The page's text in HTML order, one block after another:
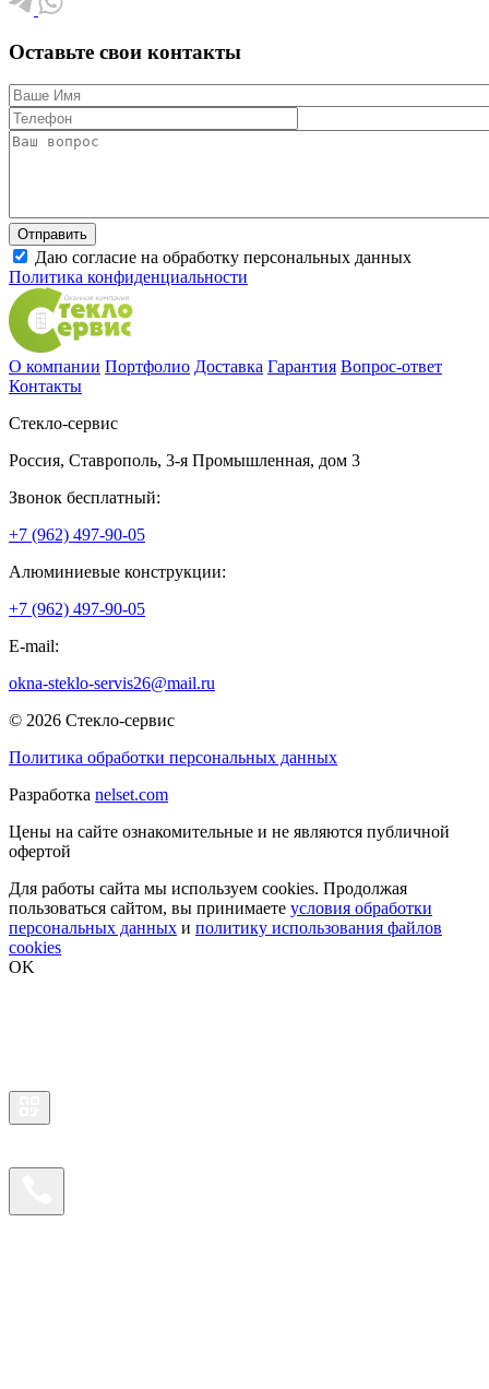
Оставьте свои контакты
Даю согласие на обработку персональных данных
Политика конфиденциальности
О компании Портфолио Доставка Гарантия Вопрос-ответ
Контакты
Стекло-сервис
Россия, Ставрополь, 3-я Промышленная, дом 3
Звонок бесплатный:
+7 (962) 497-90-05
Алюминиевые конструкции:
+7 (962) 497-90-05
E-mail:
okna-steklo-servis26@mail.ru
© 2026 Стекло-сервис
Политика обработки персональных данных
Разработка nelset.com
Цены на сайте ознакомительные и не являются публичной
офертой
Для работы сайта мы используем cookies. Продолжая
пользоваться сайтом, вы принимаете условия обработки
персональных данных и политику использования файлов
cookies
OK